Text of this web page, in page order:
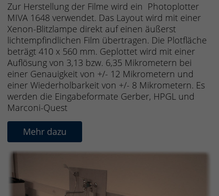
Zur Herstellung der Filme wird ein Photoplotter
MIVA 1648 verwendet. Das Layout wird mit einer
Xenon-Blitzlampe direkt auf einen äußerst
lichtempfindlichen Film übertragen. Die Plotfläche
beträgt 410 x 560 mm. Geplottet wird mit einer
Auflösung von 3,13 bzw. 6,35 Mikrometern bei
einer Genauigkeit von +/- 12 Mikrometern und
einer Wiederholbarkeit von +/- 8 Mikrometern. Es
werden die Eingabeformate Gerber, HPGL und
Marconi-Quest
Mehr dazu